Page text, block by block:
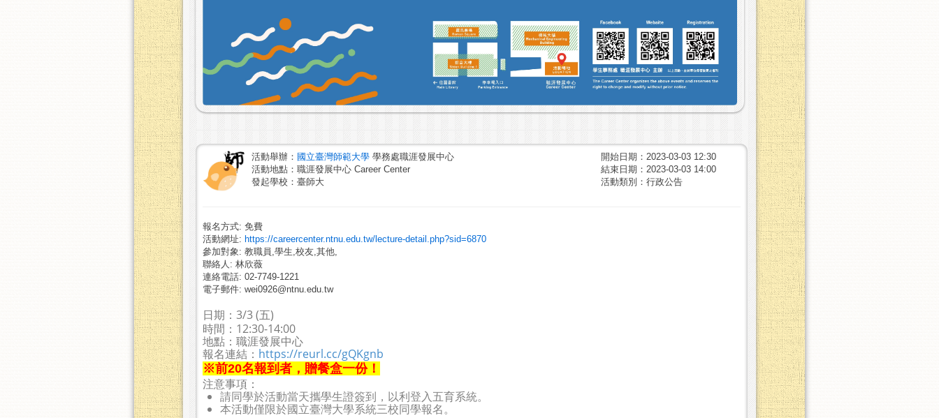
活動舉辦： 國立臺灣師範大學 學務處職涯發展中心
活動地點：職涯發展中心 Career Center
發起學校：臺師大
開始日期：2023-03-03 12:30
結束日期：2023-03-03 14:00
活動類別：行政公告
報名方式: 免費
活動網址: https://careercenter.ntnu.edu.tw/lecture-detail.php?sid=6870
參加對象: 教職員,學生,校友,其他,
聯絡人: 林欣薇
連絡電話: 02-7749-1221
電子郵件: wei0926@ntnu.edu.tw
日期：3/3 (五)
時間：12:30-14:00
地點：職涯發展中心
報名連結： https://reurl.cc/gQKgnb
※前20名報到者，贈餐盒一份！
注意事項：
請同學於活動當天攜學生證簽到，以利登入五育系統。
本活動僅限於國立臺灣大學系統三校同學報名。